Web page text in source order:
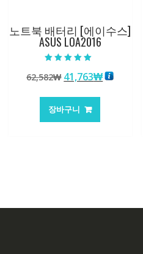
노트북 배터리 [에이수스]
ASUS LOA2016
5.00
로 평가됨
62,582₩ 원
가
격:
41,763₩현
장바구니